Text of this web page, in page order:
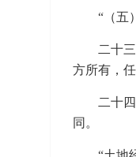
“（五
二十
方所有，
二十
同。